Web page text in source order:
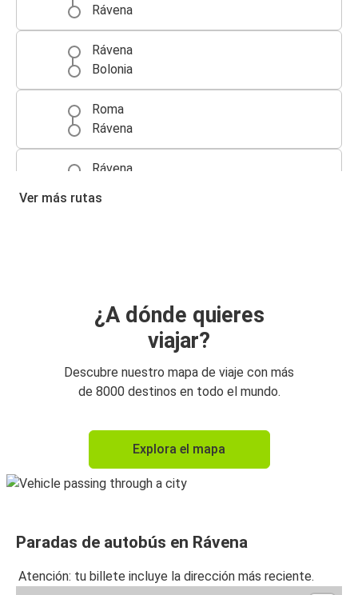
Rávena
Rávena
Bolonia
Roma
Rávena
Rávena
Aeropuerto de Bergamo Orio al Serio
Roma
Rávena
Padua
Rávena
Florencia
Ver más rutas
¿A dónde quieres
viajar?
Descubre nuestro mapa de viaje con más
de 8000 destinos en todo el mundo.
Explora el mapa
Paradas de autobús en Rávena
Atención: tu billete incluye la dirección más reciente.